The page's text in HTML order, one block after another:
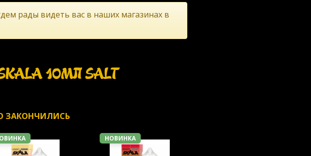
рады видеть вас в наших магазинах в
10МЛ SALT
ЗАКОНЧИЛИСЬ
НОВИНКА